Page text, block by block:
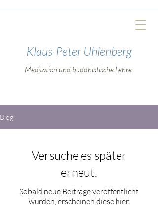
Klaus-Peter Uhlenberg
Meditation und buddhistische Lehre
Blog
Versuche es später
erneut.
Sobald neue Beiträge veröffentlicht
wurden, erscheinen diese hier.